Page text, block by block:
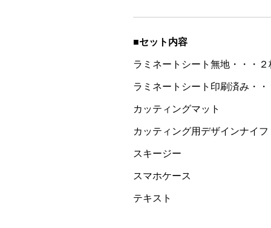
■セット内容
ラミネートシート無地・・・２
ラミネートシート印刷済み・・
カッティングマット
カッティング用デザインナイフ
スキージー
スマホケース
テキスト